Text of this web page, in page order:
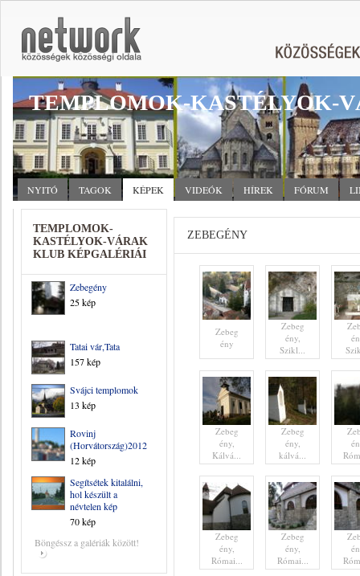
TEMPLOMOK-KASTÉLYOK-
NYITÓ TAGOK KÉPEK VIDEÓK HÍREK FÓRUM
TEMPLOMOK-
KASTÉLYOK-VÁRAK
KLUB KÉPGALÉRIÁI
Zebegény
25 kép
Tatai vár,Tata
157 kép
Svájci templomok
13 kép
Rovinj
(Horvátország)2012
12 kép
Segítsétek kitalálni,
hol készült a
névtelen kép
70 kép
Böngéssz a galériák között!
ZEBEGÉNY
Zebeg
ény
Zebeg
ény,
Szikl...
Zebeg
ény,
Kálvá...
Zebeg
ény,
kálvá...
Zebeg
ény,
Római...
Zebeg
ény,
Római...